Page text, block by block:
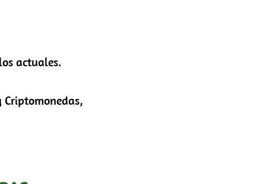
actuales.
Criptomonedas,